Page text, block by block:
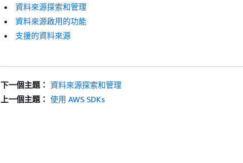
資料來源探索和管理
資料來源啟用的功能
支援的資料來源
下一個主題： 資料來源探索和管理
上一個主題： 使用 AWS SDKs